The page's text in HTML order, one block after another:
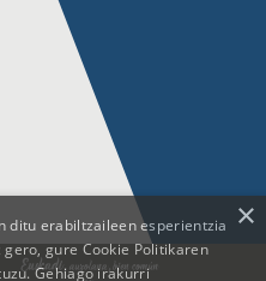
×
ditu erabiltzaileen esperientzia
gure Cookie Politikaren
Gehiago irakurri